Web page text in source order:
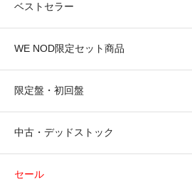
ベストセラー
WE NOD限定セット商品
限定盤・初回盤
中古・デッドストック
セール